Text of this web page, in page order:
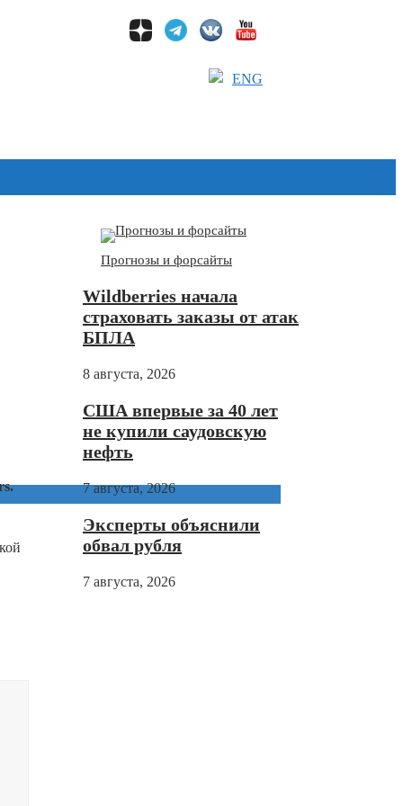
ENG
Прогнозы и форсайты
Wildberries начала
страховать заказы от атак
БПЛА
8 августа, 2026
США впервые за 40 лет
не купили саудовскую
нефть
7 августа, 2026
Эксперты объяснили
обвал рубля
7 августа, 2026